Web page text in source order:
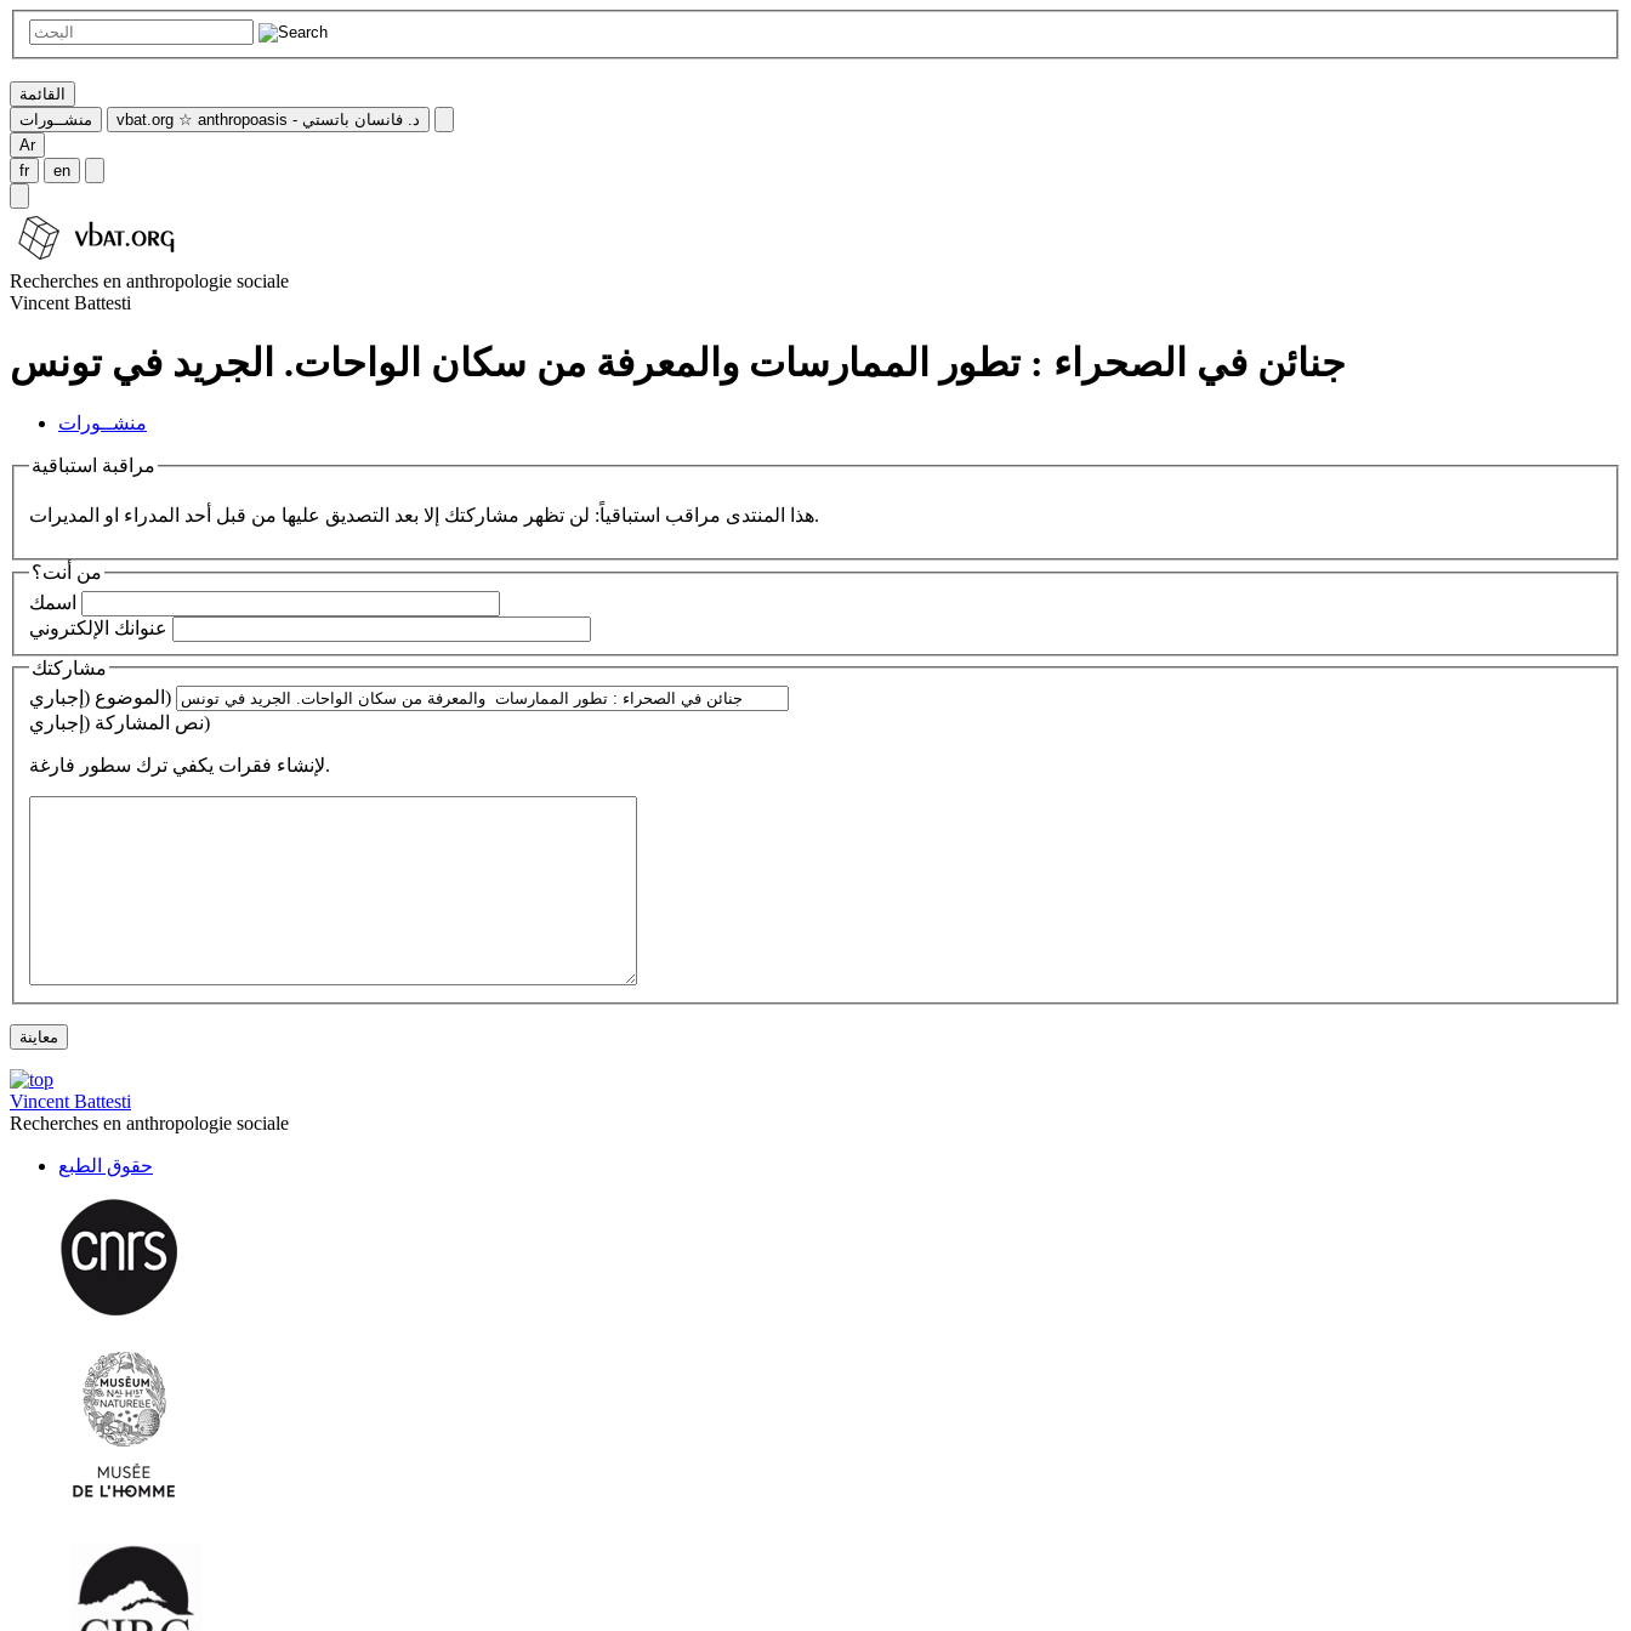
القائمة
منشــورات
vbat.org ☆ anthropoasis - د. فانسان باتستي
Ar
fr
en
Recherches en anthropologie sociale
Vincent Battesti
جنائن في الصحراء : تطور الممارسات والمعرفة من سكان الواحات. الجريد في تونس
منشــورات
مراقبة استباقية
هذا المنتدى مراقب استباقياً: لن تظهر مشاركتك إلا بعد التصديق عليها من قبل أحد المدراء او المديرات.
من أنت؟
اسمك
عنوانك الإلكتروني
مشاركتك
الموضوع (إجباري)
نص المشاركة (إجباري)
لإنشاء فقرات يكفي ترك سطور فارغة.
Vincent Battesti
Recherches en anthropologie sociale
حقوق الطبع